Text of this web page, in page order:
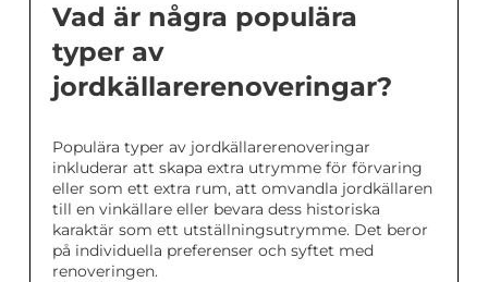
Vad är några populära
typer av
jordkällarerenoveringar?
Populära typer av jordkällarerenoveringar
inkluderar att skapa extra utrymme för förvaring
eller som ett extra rum, att omvandla jordkällaren
till en vinkällare eller bevara dess historiska
karaktär som ett utställningsutrymme. Det beror
på individuella preferenser och syftet med
renoveringen.